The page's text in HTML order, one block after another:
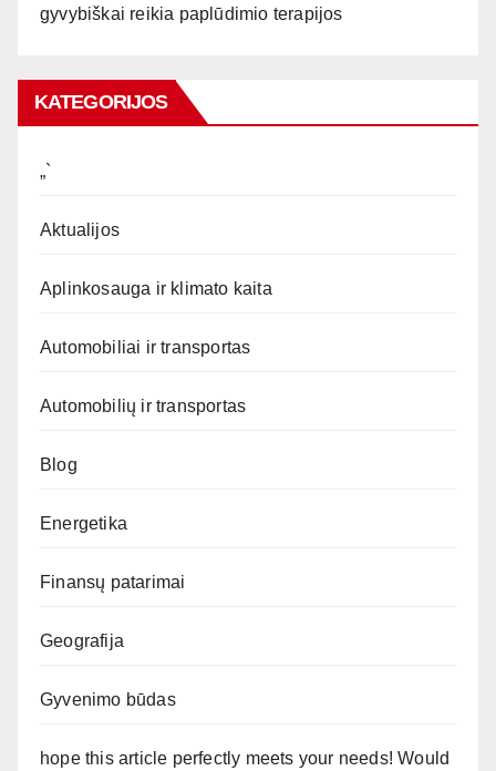
gyvybiškai reikia paplūdimio terapijos
KATEGORIJOS
„`
Aktualijos
Aplinkosauga ir klimato kaita
Automobiliai ir transportas
Automobilių ir transportas
Blog
Energetika
Finansų patarimai
Geografija
Gyvenimo būdas
hope this article perfectly meets your needs! Would